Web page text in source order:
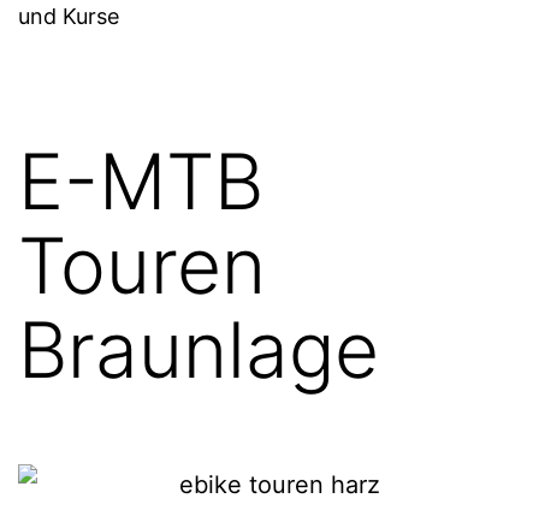
und Kurse
E-MTB
Touren
Braunlage